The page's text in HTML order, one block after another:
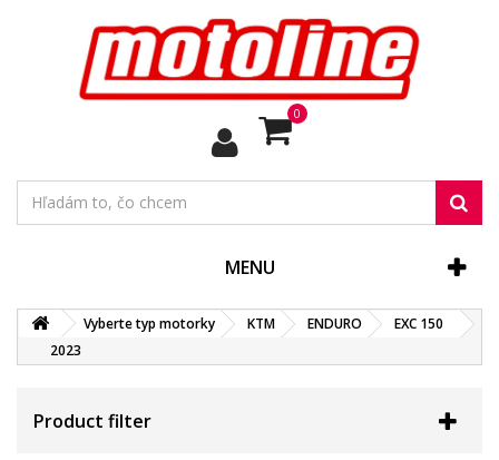
0
MENU
Vyberte typ motorky KTM ENDURO
EXC 150
2023
Product filter